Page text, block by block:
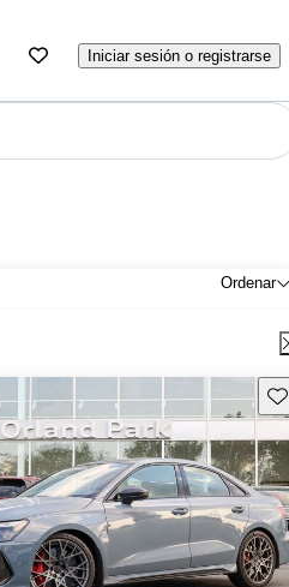
Iniciar sesión o registrarse
Ordenar